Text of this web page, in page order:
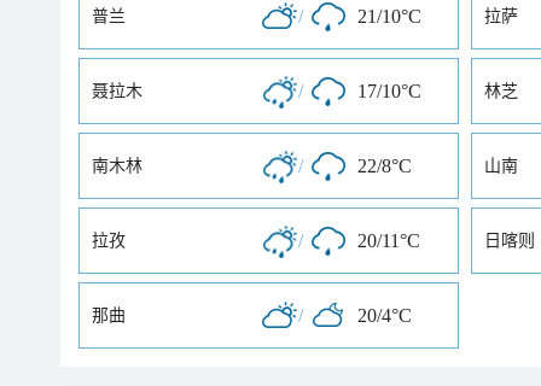
普兰 / 21/10°C 拉萨
聂拉木 / 17/10°C 林芝
南木林 / 22/8°C 山南
拉孜 / 20/11°C 日喀则
那曲 / 20/4°C